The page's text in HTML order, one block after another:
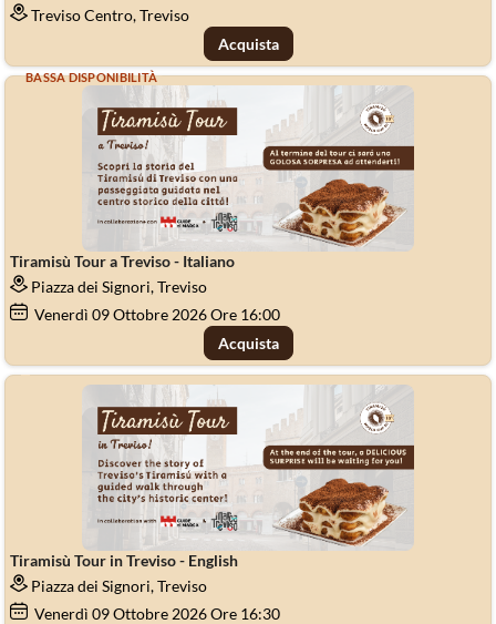
Treviso Centro, Treviso
Acquista
Tiramisù Tour a Treviso - Italiano
Piazza dei Signori, Treviso
Venerdì 09Ottobre 2026Ore 16:00
BASSA DISPONIBILITÀ
Acquista
Tiramisù Tour in Treviso - English
Piazza dei Signori, Treviso
Venerdì 09Ottobre 2026Ore 16:30